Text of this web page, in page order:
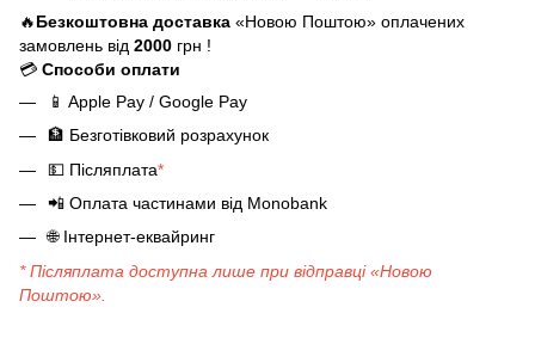
🔥Безкоштовна доставка «Новою Поштою» оплачених
замовлень від 2000 грн !
💳 Способи оплати
📱 Apple Pay / Google Pay
🏦 Безготівковий розрахунок
💵 Післяплата*
📲 Оплата частинами від Monobank
🌐Інтернет-еквайринг
* Післяплата доступна лише при відправці «Новою
Поштою».